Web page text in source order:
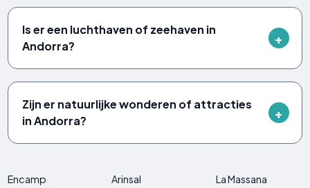
Is er een luchthaven of zeehaven in
Andorra?
Zijn er natuurlijke wonderen of attracties
in Andorra?
Encamp Arinsal
La Massana